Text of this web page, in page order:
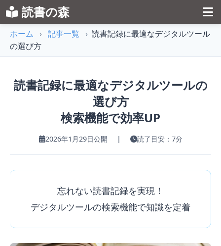
読書の森
ホーム › 記事一覧 › 読書記録に最適なデジタルツール
の選び方
読書記録に最適なデジタルツールの
選び方
検索機能で効率UP
2026年1月29日公開 | 読了目安：7分
忘れない読書記録を実現！
デジタルツールの検索機能で知識を定着